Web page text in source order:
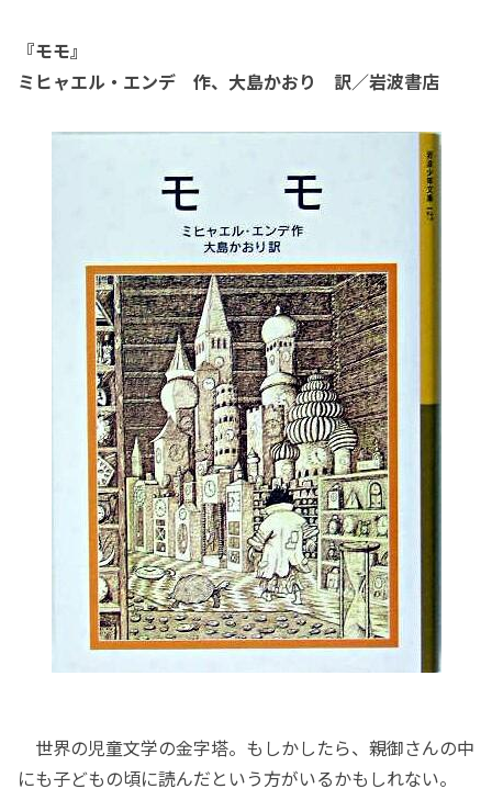
『モモ』
ミヒャエル・エンデ 作、大島かおり 訳／岩波書店
世界の児童文学の金字塔。もしかしたら、親御さんの中
にも子どもの頃に読んだという方がいるかもしれない。